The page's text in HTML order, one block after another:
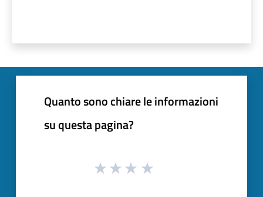
Quanto sono chiare le informazioni
su questa pagina?